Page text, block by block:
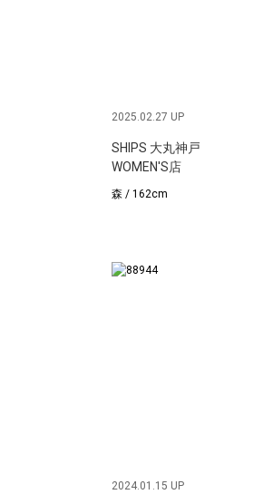
2025.02.27 UP
SHIPS 大丸神戸
WOMEN'S店
森 / 162cm
2024.01.15 UP